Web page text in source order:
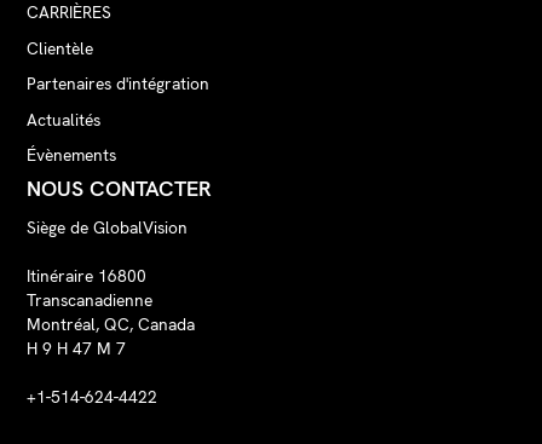
CARRIÈRES
Clientèle
Partenaires d'intégration
Actualités
Évènements
NOUS CONTACTER
Siège de GlobalVision
Itinéraire 16800
Transcanadienne
Montréal, QC, Canada
H 9 H 47 M 7
+1-514-624-4422